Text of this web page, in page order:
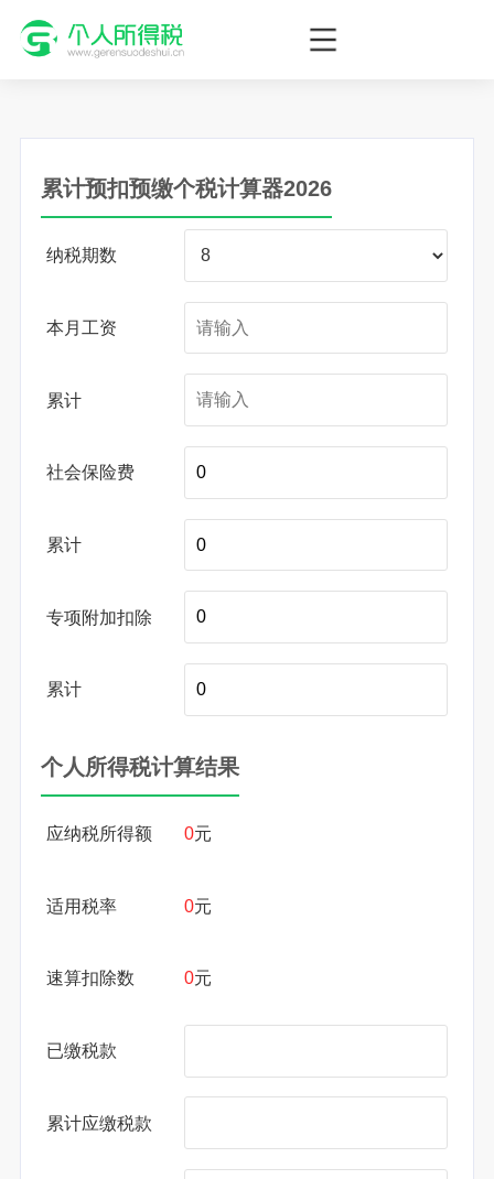
个人所得税网，最新个税资讯平台，您的个税管理专家！
累计预扣预缴个税计算器2026
纳税期数
本月工资
累计
社会保险费
累计
专项附加扣除
累计
个人所得税计算结果
应纳税所得额 0元
适用税率 0元
速算扣除数 0元
已缴税款
累计应缴税款